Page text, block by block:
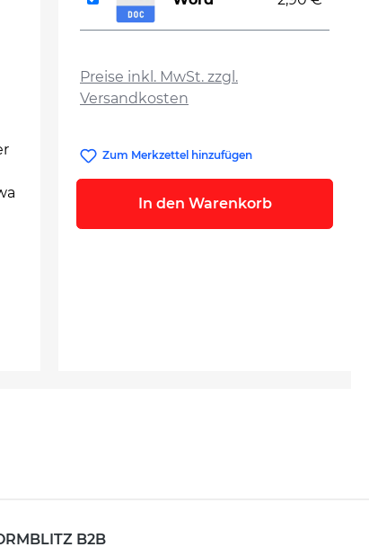
Preise inkl. MwSt. zzgl.
Versandkosten
Zum Merkzettel hinzufügen
In den Warenkorb
B2B